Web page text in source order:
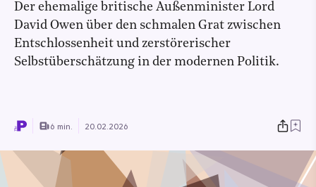
Der ehemalige britische Außenminister Lord
David Owen über den schmalen Grat zwischen
Entschlossenheit und zerstörerischer
Selbstüberschätzung in der modernen Politik.
6 min. 20.02.2026